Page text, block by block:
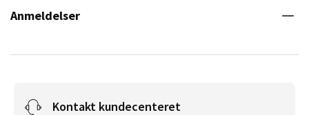
Anmeldelser
Kontakt kundecenteret